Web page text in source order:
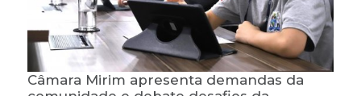
Câmara Mirim apresenta demandas da